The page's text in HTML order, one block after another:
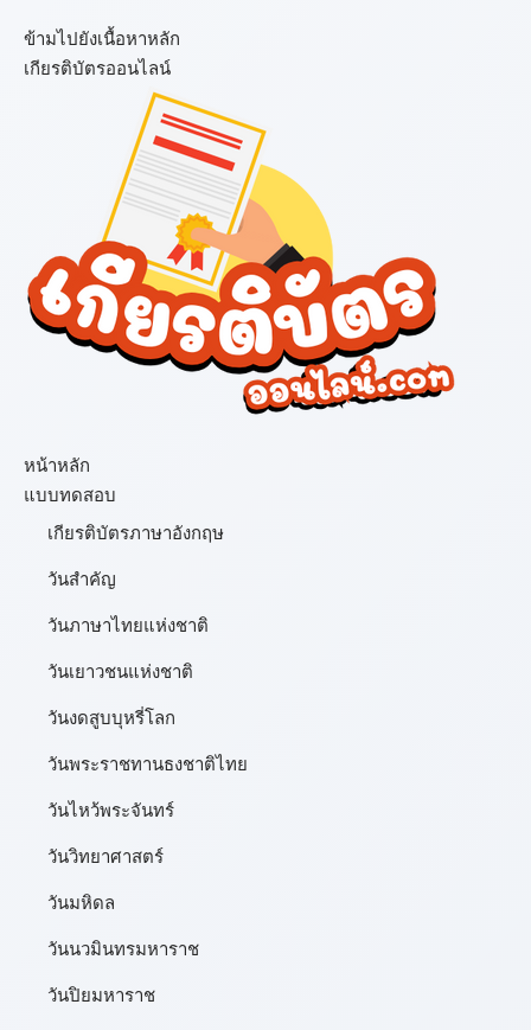
ข้ามไปยังเนื้อหาหลัก
เกียรติบัตรออนไลน์
หน้าหลัก
แบบทดสอบ
เกียรติบัตรภาษาอังกฤษ
วันสำคัญ
วันภาษาไทยแห่งชาติ
วันเยาวชนแห่งชาติ
วันงดสูบบุหรี่โลก
วันพระราชทานธงชาติไทย
วันไหว้พระจันทร์​
วันวิทยาศาสตร์
วันมหิดล
วันนวมินทรมหาราช
วันปิยมหาราช